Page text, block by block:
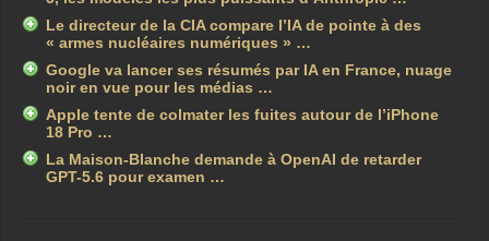
Le directeur de la CIA compare l’IA de pointe à des
« armes nucléaires numériques » …
Google va lancer ses résumés par IA en France, nuage
noir en vue pour les médias …
Apple tente de colmater les fuites autour de l’iPhone
18 Pro …
La Maison-Blanche demande à OpenAI de retarder
GPT-5.6 pour examen …